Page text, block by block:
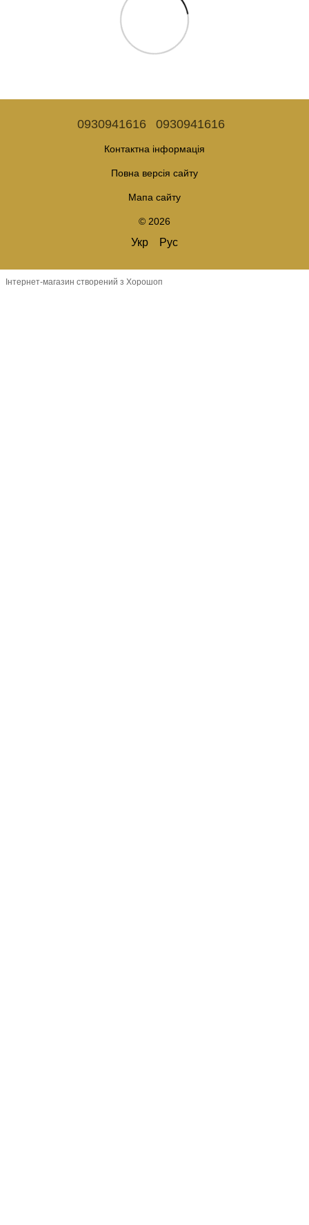
0930941616 0930941616
Контактна інформація
Повна версія сайту
Мапа сайту
© 2026
Укр Рус
Інтернет-магазин створений з Хорошоп